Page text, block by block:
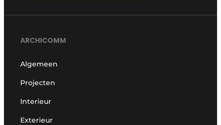
ARCHICOMM
Algemeen
Projecten
Interieur
Exterieur